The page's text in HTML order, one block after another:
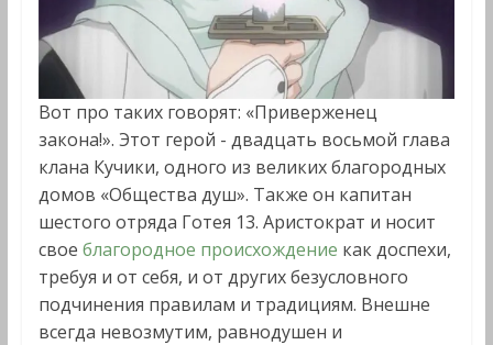
Вот про таких говорят: «Приверженец
закона!». Этот герой - двадцать восьмой глава
клана Кучики, одного из великих благородных
домов «Общества душ». Также он капитан
шестого отряда Готея 13. Аристократ и носит
свое благородное происхождение как доспехи,
требуя и от себя, и от других безусловного
подчинения правилам и традициям. Внешне
всегда невозмутим, равнодушен и